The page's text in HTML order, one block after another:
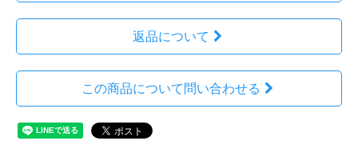
返品について
この商品について問い合わせる